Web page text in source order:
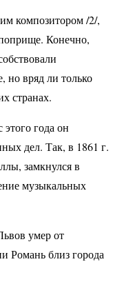
композитором /2/,
Конечно,
но вряд ли только
странах.
года он
дел. Так, в 1861 г.
замкнулся в
музыкальных
умер от
Романь близ города